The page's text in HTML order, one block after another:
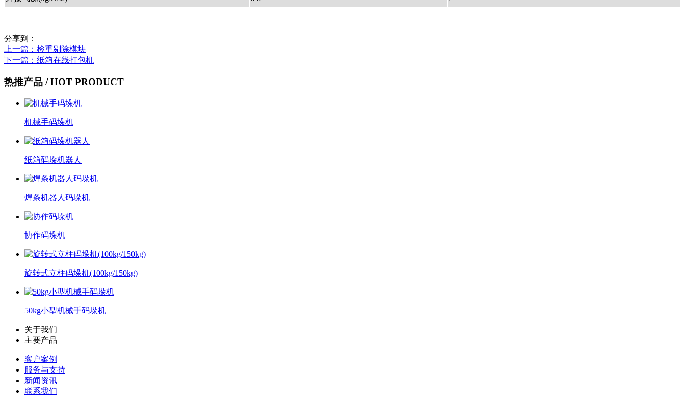
分享到：
上一篇 ：检重剔除模块
下一篇 ：纸箱在线打包机
热推产品 / HOT PRODUCT
机械手码垛机
纸箱码垛机器人
焊条机器人码垛机
协作码垛机
旋转式立柱码垛机(100kg/150kg)
50kg小型机械手码垛机
关于我们
主要产品
客户案例
服务与支持
新闻资讯
联系我们